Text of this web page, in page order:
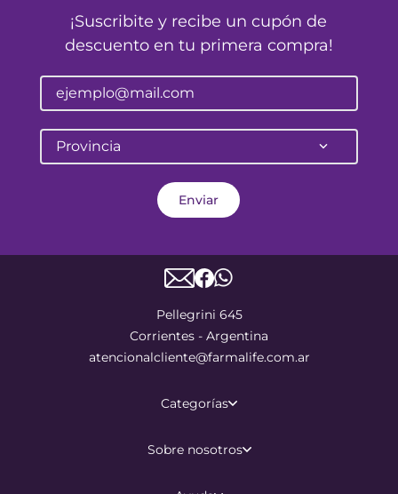
¡Suscribite y recibe un cupón de
descuento en tu primera compra!
Provincia
Enviar
Pellegrini 645
Corrientes - Argentina
atencionalcliente@farmalife.com.ar
Categorías
Sobre nosotros